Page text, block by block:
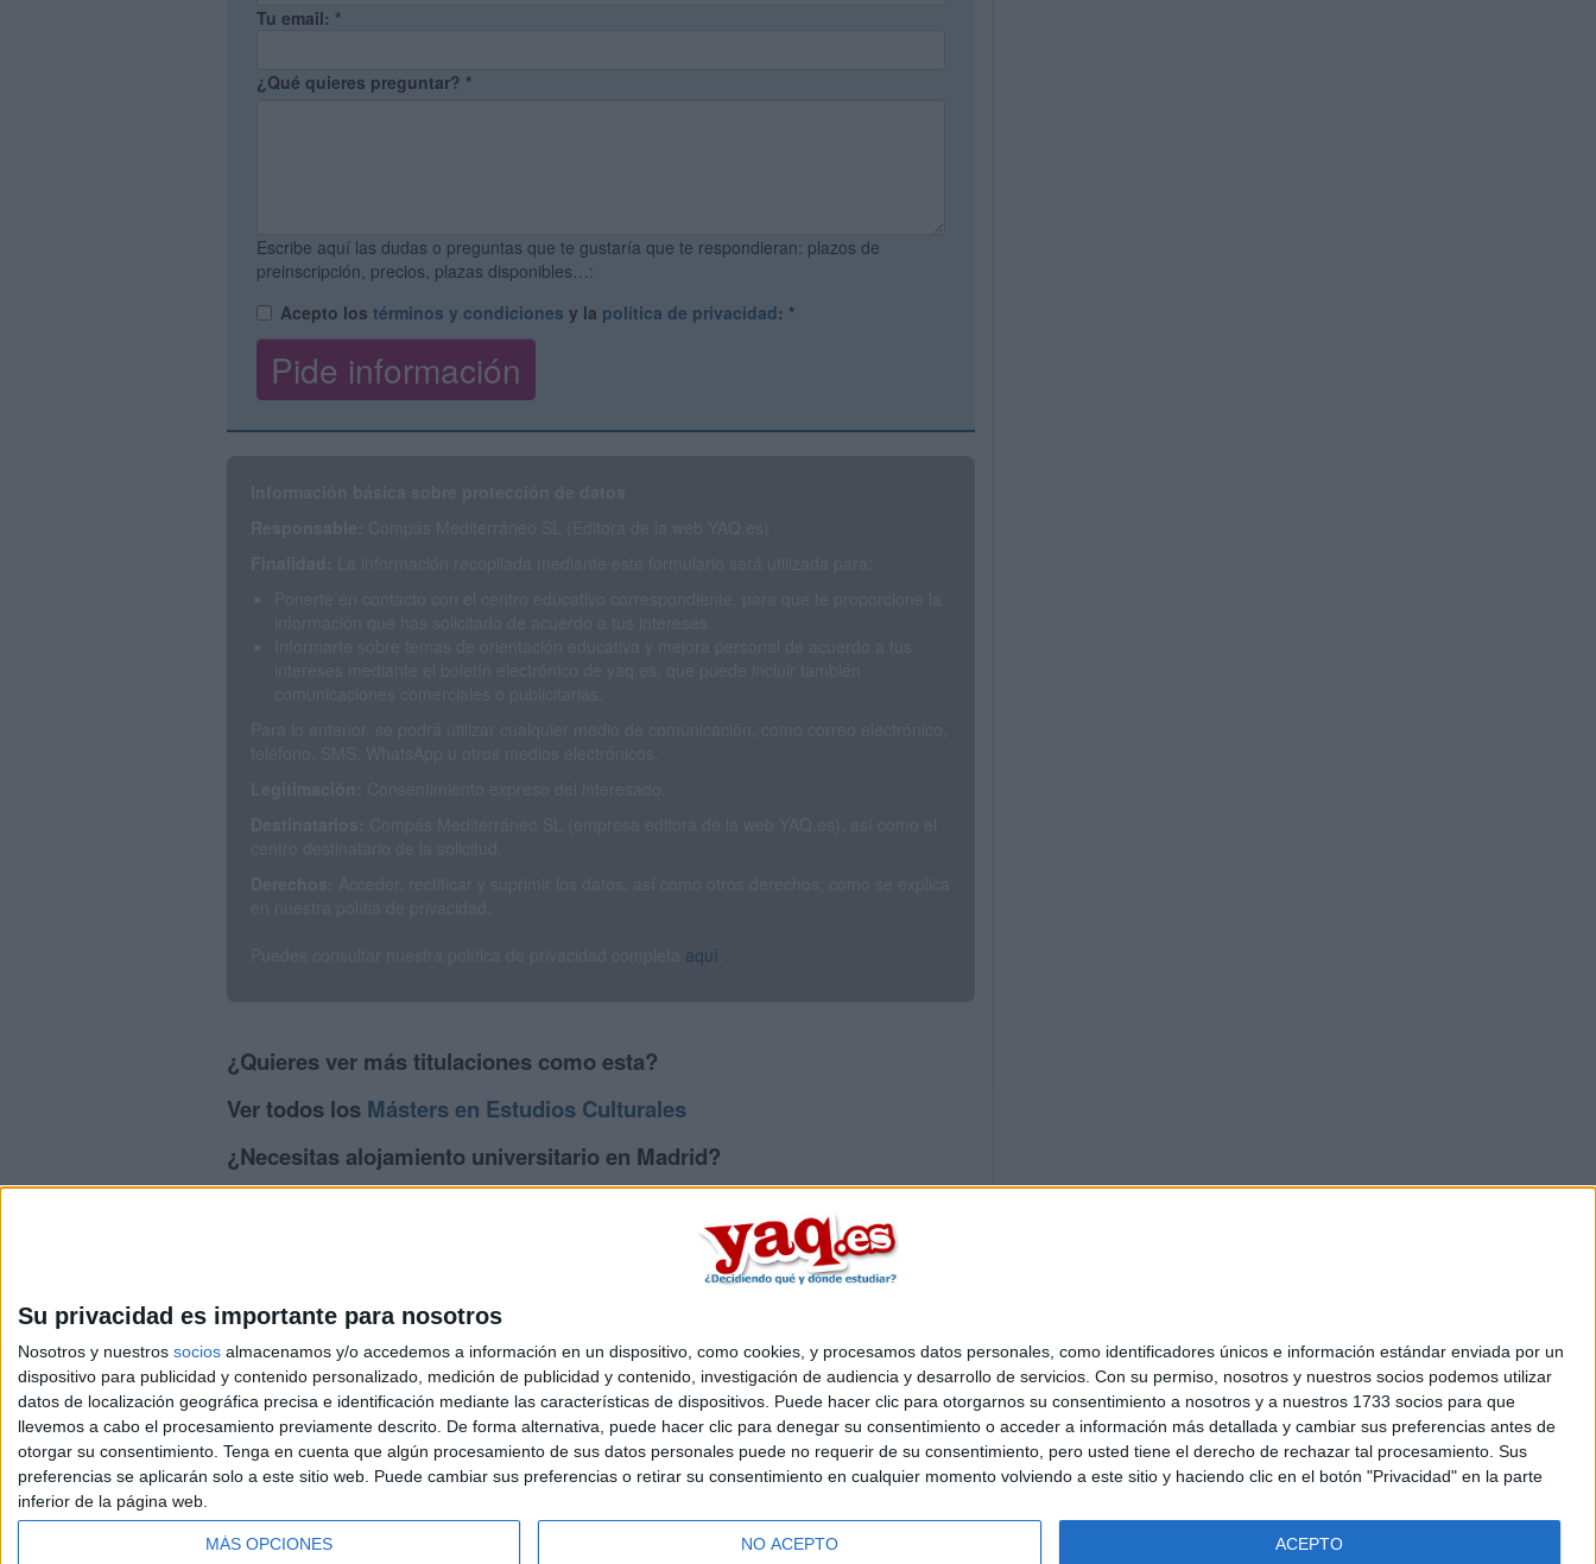
Su privacidad es importante para nosotros
Nosotros y nuestros socios almacenamos y/o accedemos a información en un dispositivo, como cookies, y procesamos datos personales, como identificadores únicos e información estándar enviada por un
dispositivo para publicidad y contenido personalizado, medición de publicidad y contenido, investigación de audiencia y desarrollo de servicios. Con su permiso, nosotros y nuestros socios podemos utilizar
datos de localización geográfica precisa e identificación mediante las características de dispositivos. Puede hacer clic para otorgarnos su consentimiento a nosotros y a nuestros 1733 socios para que
llevemos a cabo el procesamiento previamente descrito. De forma alternativa, puede hacer clic para denegar su consentimiento o acceder a información más detallada y cambiar sus preferencias antes de
otorgar su consentimiento. Tenga en cuenta que algún procesamiento de sus datos personales puede no requerir de su consentimiento, pero usted tiene el derecho de rechazar tal procesamiento. Sus
preferencias se aplicarán solo a este sitio web. Puede cambiar sus preferencias o retirar su consentimiento en cualquier momento volviendo a este sitio y haciendo clic en el botón "Privacidad" en la parte
inferior de la página web.
MÁS OPCIONES NO ACEPTO ACEPTO
Tu email: *
¿Qué quieres preguntar? *
Escribe aquí las dudas o preguntas que te gustaría que te respondieran: plazos de
preinscripción, precios, plazas disponibles…:
Acepto los términos y condiciones y la política de privacidad: *
aquí
¿Quieres ver más titulaciones como esta?
Ver todos los Másters en Estudios Culturales
¿Necesitas alojamiento universitario en Madrid?
>> Residencias de estudiantes y colegios mayores en Madrid
Quiénes somos|Contactar|Anúnciate
Aviso legal|Politica de privacidad|Condiciones generales|Política de cookies
© 2003-2026Compás Mediterráneo S.L.- Diego de León 47 - 28006 Madrid [ESPAÑA] - Tel. +34 91 593 2767